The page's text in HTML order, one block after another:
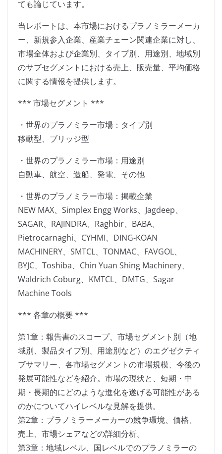
ても論じています。
当レポートは、本市場におけるプラノミラーメーカ
ー、新規参入企業、産業チェーン関連企業に対し、
市場全体および企業別、タイプ別、用途別、地域別
のサブセグメントにおける売上、販売量、平均価格
に関する情報を提供します。
*** 市場セグメント ***
・世界のプラノミラー市場：タイプ別
移動型、ブリッジ型
・世界のプラノミラー市場：用途別
自動車、航空、造船、発電、その他
・世界のプラノミラー市場：掲載企業
NEW MAX、Simplex Engg Works、Jagdeep、
SAGAR、RAJINDRA、Raghbir、BABA、
Pietrocarnaghi、CYHMI、DING-KOAN
MACHINERY、SMTCL、TONMAC、FAVGOL、
BYJC、Toshiba、Chin Yuan Shing Machinery、
Waldrich Coburg、KMTCL、DMTG、Sagar
Machine Tools
*** 各章の概要 ***
第1章：報告書のスコープ、市場セグメント別（地
域別、製品タイプ別、用途別など）のエグゼクティ
ブサマリー、各市場セグメントの市場規模、今後の
発展可能性などを紹介。市場の現状と、短期・中
期・長期的にどのような進化を遂げる可能性がある
のかについてハイレベルな見解を提供。
第2章：プラノミラーメーカーの競争環境、価格、
売上、市場シェアなどの詳細分析。
第3章：地域レベル、国レベルでのプラノミラーの